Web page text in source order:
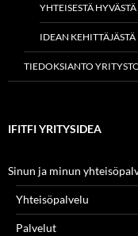
YHTEISESTÄ HYVÄSTÄ
IDEAN KEHITTÄJÄSTÄ
TIEDOKSIANTO
IFITFI YRITYSIDEA
Sinun ja minun
Yhteisöpalvelu
Palvelut